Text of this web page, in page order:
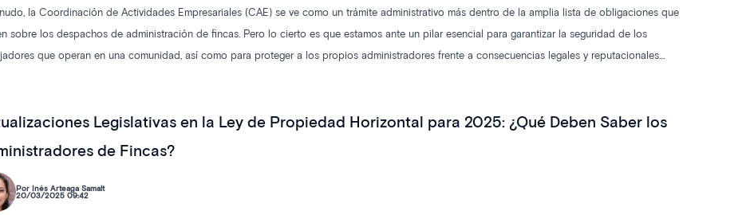
la Coordinación de Actividades Empresariales (CAE) se ve como un trámite administrativo más dentro de la amplia lista de obligaciones que
sobre los despachos de administración de fincas. Pero lo cierto es que estamos ante un pilar esencial para garantizar la seguridad de los
que operan en una comunidad, así como para proteger a los propios administradores frente a consecuencias legales y reputacionales
Legislativas en la Ley de Propiedad Horizontal para 2025: ¿Qué Deben Saber los
de Fincas?
Por Inés Arteaga Samalt
20/03/2025 09:42